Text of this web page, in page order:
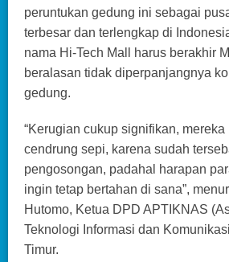
peruntukan gedung ini sebagai
terbesar dan terlengkap di
nama Hi-Tech Mall harus berakhir
beralasan tidak diperpanjangnya
gedung.
“Kerugian cukup signifikan,
cendrung sepi, karena sudah
pengosongan, padahal harapan
ingin tetap bertahan di sana”,
Hutomo, Ketua DPD APTIKNAS
Teknologi Informasi dan
Timur.